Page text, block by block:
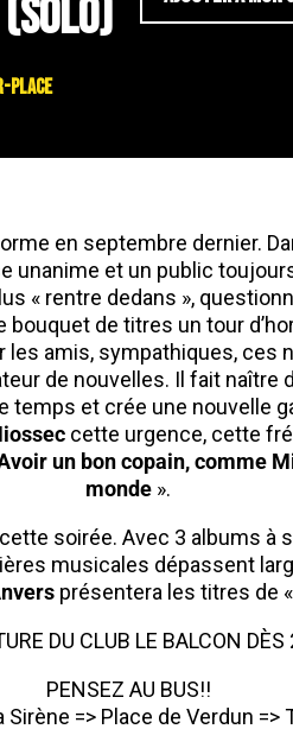
place
en septembre dernier.
unanime et un public
« rentre dedans »,
de titres un tour
amis, sympathiques, ces
de nouvelles. Il fait naître
et crée une nouvelle
cette urgence, cette
un bon copain, comme
monde ».
soirée. Avec 3 albums à
musicales dépassent
présentera les titres de «
DU CLUB LE BALCON DÈS
PENSEZ AU BUS!!
Sirène => Place de Verdun